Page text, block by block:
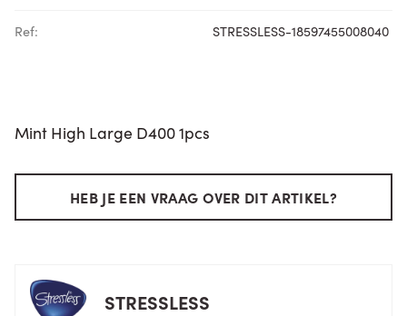
Ref: STRESSLESS-18597455008040
Mint High Large D400 1pcs
HEB JE EEN VRAAG OVER DIT ARTIKEL?
STRESSLESS